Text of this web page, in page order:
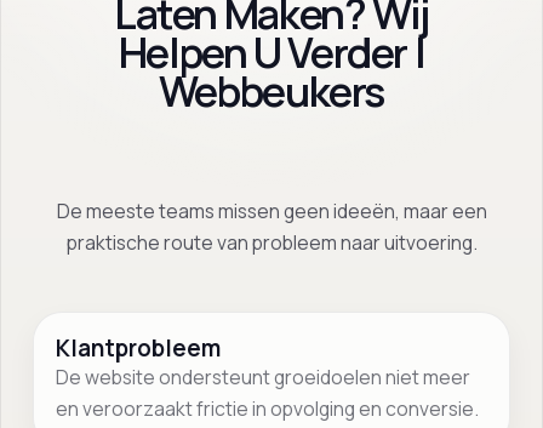
Laten Maken? Wij
Helpen U Verder |
Webbeukers
De meeste teams missen geen ideeën, maar een
praktische route van probleem naar uitvoering.
Klantprobleem
De website ondersteunt groeidoelen niet meer
en veroorzaakt frictie in opvolging en conversie.